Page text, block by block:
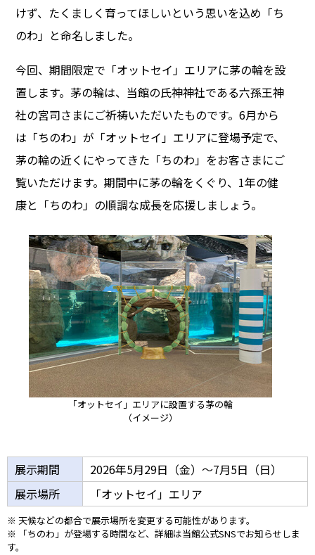
けず、たくましく育ってほしいという思いを込め「ち
のわ」と命名しました。
今回、期間限定で「オットセイ」エリアに茅の輪を設
置します。茅の輪は、当館の氏神神社である六孫王神
社の宮司さまにご祈祷いただいたものです。6月から
は「ちのわ」が「オットセイ」エリアに登場予定で、
茅の輪の近くにやってきた「ちのわ」をお客さまにご
覧いただけます。期間中に茅の輪をくぐり、1年の健
康と「ちのわ」の順調な成長を応援しましょう。
「オットセイ」エリアに設置する茅の輪
（イメージ）
展示期間
2026年5月29日（金）～7月5日（日）
展示場所
「オットセイ」エリア
※ 天候などの都合で展示場所を変更する可能性があります。
※ 「ちのわ」が登場する時間など、詳細は当館公式SNSでお知らせしま
す。